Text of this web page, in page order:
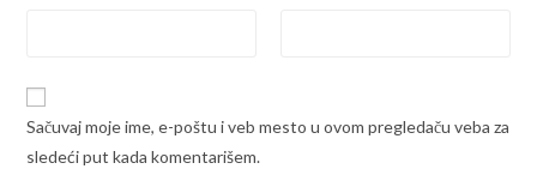
Sačuvaj moje ime, e-poštu i veb mesto u ovom pregledaču veba za
sledeći put kada komentarišem.